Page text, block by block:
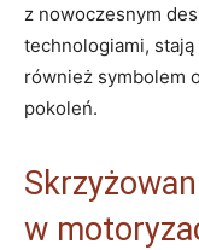
z nowoczesnym
technologiami,
również symbolem
pokoleń.
w